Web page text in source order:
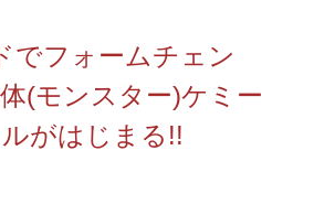
でフォームチェン
(モンスター)ケミー
がはじまる!!